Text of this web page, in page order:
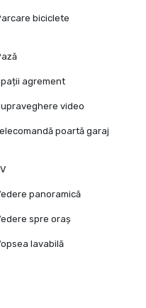
biciclete
agrement
video
poartă garaj
panoramică
spre oraș
lavabilă